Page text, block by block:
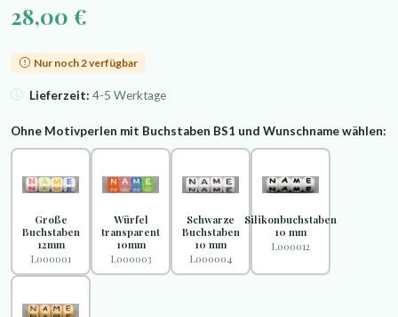
28,00 €
Nur noch 2 verfügbar
Lieferzeit: 4-5 Werktage
Ohne Motivperlen mit Buchstaben BS1 und Wunschname wählen:
Große
Buchstaben
12mm
L000001
Würfel
transparent
10mm
L000003
Schwarze
Buchstaben
10 mm
L000004
Silikonbuchstaben
10 mm
L000012